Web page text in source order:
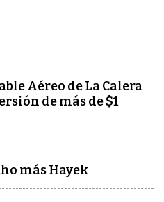
Aéreo de La Calera
de más de $1
más Hayek